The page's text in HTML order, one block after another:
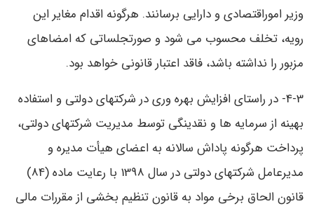
وزیر اموراقتصادی و دارایی برسانند. هرگونه اقدام مغایر این
رویه، تخلف محسوب می ‌شود و صورتجلساتی که امضاهای
مزبور را نداشته باشد، فاقد اعتبار قانونی خواهد بود.
4-3- در راستای افزایش بهره وری در شرکتهای دولتی و استفاده
بهینه از سرمایه ها و نقدینگی توسط مدیریت شرکتهای دولتی،
پرداخت هرگونه پاداش سالانه به اعضای هیأت مدیره و
مدیرعامل شرکتهای دولتی در سال 1398 با رعایت ماده (84)
قانون الحاق برخی مواد به قانون تنظیم بخشی از مقررات مالی